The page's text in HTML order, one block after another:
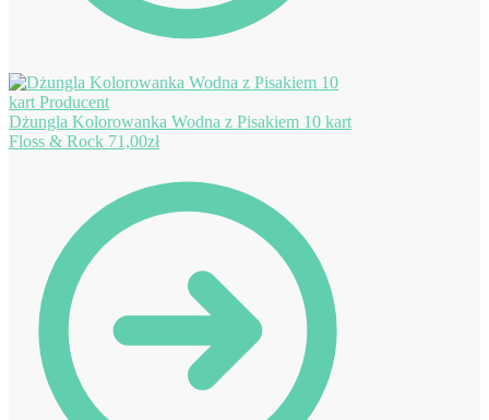
Dżungla Kolorowanka Wodna z Pisakiem 10 kart
Floss & Rock 71,00zł